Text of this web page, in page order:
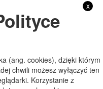
x
(ang. cookies), dzięki którym
chwili możesz wyłączyć ten
Korzystanie z